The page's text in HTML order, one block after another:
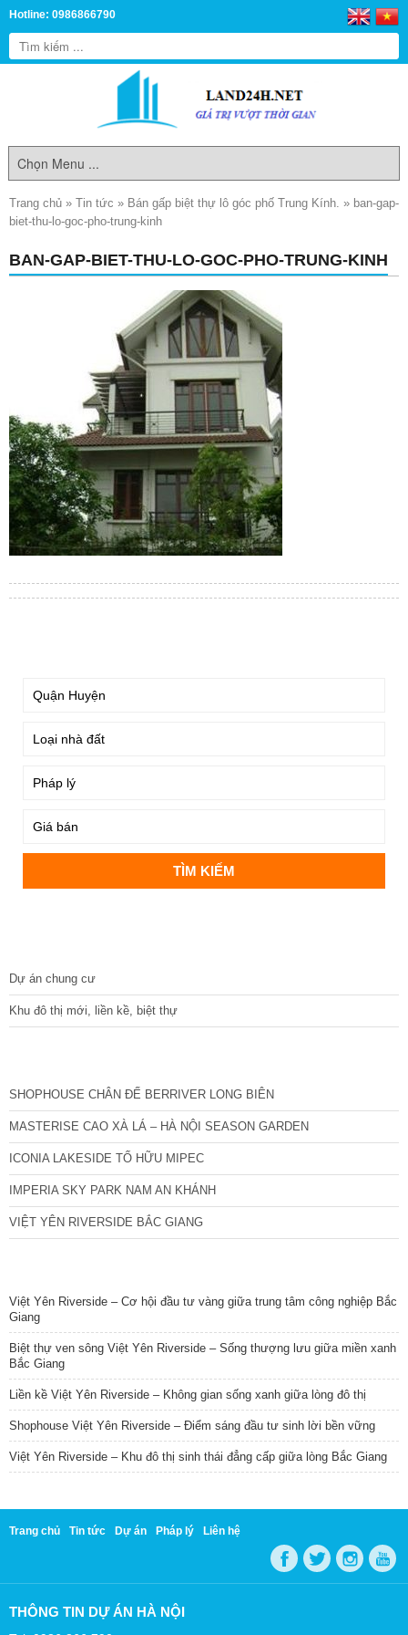
Hotline: 0986866790
Trang chủ » Tin tức » Bán gấp biệt thự lô góc phố Trung Kính. » ban-gap-
biet-thu-lo-goc-pho-trung-kinh
BAN-GAP-BIET-THU-LO-GOC-PHO-TRUNG-KINH
Dự án chung cư
Khu đô thị mới, liền kề, biệt thự
SHOPHOUSE CHÂN ĐẾ BERRIVER LONG BIÊN
MASTERISE CAO XÀ LÁ – HÀ NỘI SEASON GARDEN
ICONIA LAKESIDE TỐ HỮU MIPEC
IMPERIA SKY PARK NAM AN KHÁNH
VIỆT YÊN RIVERSIDE BẮC GIANG
Việt Yên Riverside – Cơ hội đầu tư vàng giữa trung tâm công nghiệp Bắc
Giang
Biệt thự ven sông Việt Yên Riverside – Sống thượng lưu giữa miền xanh
Bắc Giang
Liền kề Việt Yên Riverside – Không gian sống xanh giữa lòng đô thị
Shophouse Việt Yên Riverside – Điểm sáng đầu tư sinh lời bền vững
Việt Yên Riverside – Khu đô thị sinh thái đẳng cấp giữa lòng Bắc Giang
Trang chủ Tin tức Dự án Pháp lý Liên hệ
THÔNG TIN DỰ ÁN HÀ NỘI